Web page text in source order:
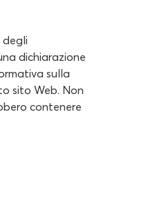
degli
dichiarazione
sulla
sito Web. Non
contenere